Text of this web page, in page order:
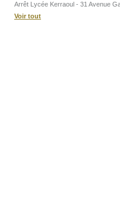
Arrêt Lycée Kerraoul - 31 Avenue
Voir tout